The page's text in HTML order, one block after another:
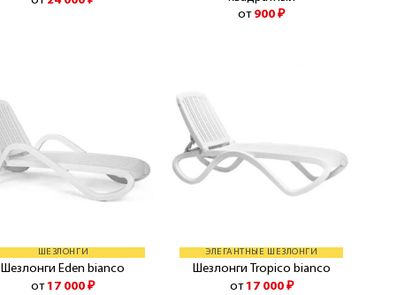
от 900₽
ШЕЗЛОНГИ
Шезлонги Eden bianco
от 17 000₽
ЭЛЕГАНТНЫЕ ШЕЗЛОНГИ
Шезлонги Tropico bianco
от 17 000 ₽